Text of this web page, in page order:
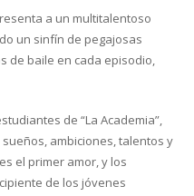
a un multitalentoso
un sinfín de pegajosas
de baile en cada episodio,
de “La Academia”,
ambiciones, talentos y
el primer amor, y los
de los jóvenes